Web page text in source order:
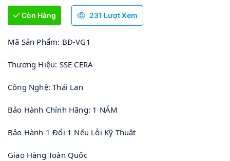
Còn Hàng 231 Lượt Xem
Mã Sản Phẩm: BĐ-VG1
Thương Hiệu: SSE CERA
Công Nghệ: Thái Lan
Bảo Hành Chính Hãng: 1 NĂM
Bảo Hành 1 Đổi 1 Nếu Lỗi Kỹ Thuật
Giao Hàng Toàn Quốc